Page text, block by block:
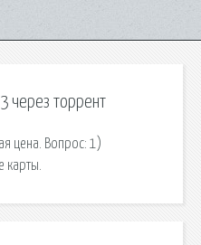
через торрент
цена. Вопрос: 1)
карты.